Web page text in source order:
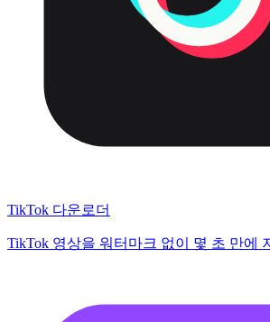
TikTok 다운로더
TikTok 영상을 워터마크 없이 몇 초 만에